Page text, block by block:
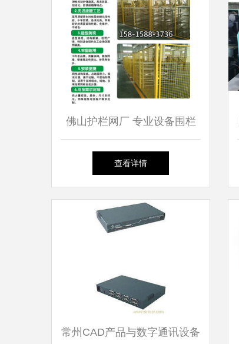
佛山护栏网厂 专业设备围栏
制造商与广州仓库隔离网现货
查看详情
常州CAD产品与数字通讯设备